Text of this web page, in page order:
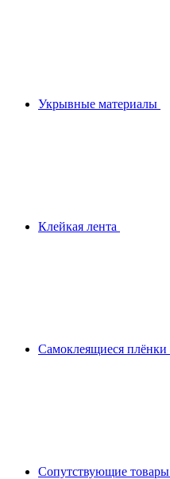
Укрывные материалы
Клейкая лента
Самоклеящиеся плёнки
Сопутствующие товары